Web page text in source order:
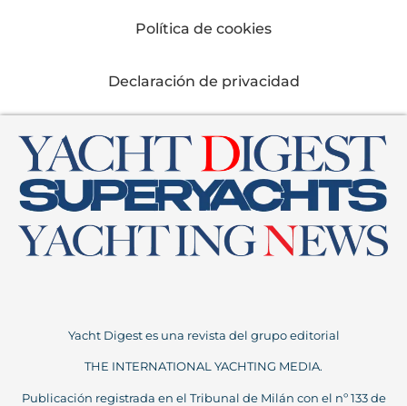
Política de cookies
Declaración de privacidad
Yacht Digest es una revista del grupo editorial
THE INTERNATIONAL YACHTING MEDIA.
Publicación registrada en el Tribunal de Milán con el nº 133 de